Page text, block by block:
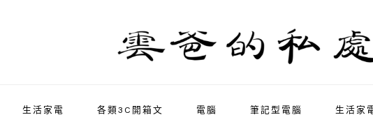
生活家電 各類3C開箱文 電腦 筆記型電腦 生活家